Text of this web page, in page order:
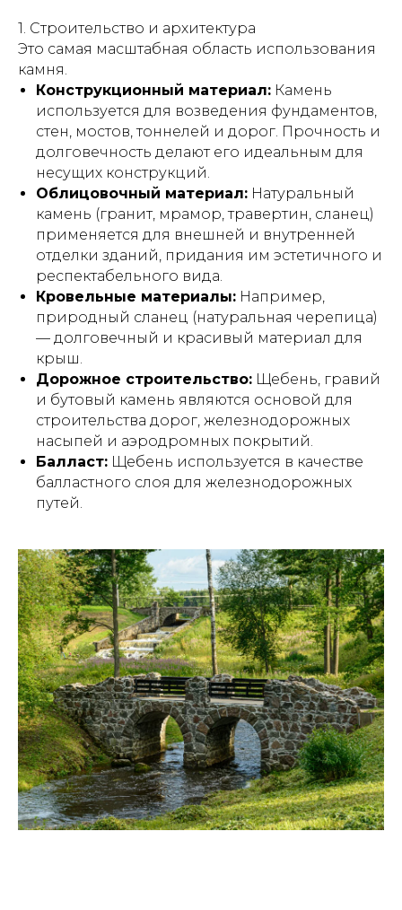
1. Строительство и архитектура
Это самая масштабная область использования
камня.
Конструкционный материал: Камень
используется для возведения фундаментов,
стен, мостов, тоннелей и дорог. Прочность и
долговечность делают его идеальным для
несущих конструкций.
Облицовочный материал: Натуральный
камень (гранит, мрамор, травертин, сланец)
применяется для внешней и внутренней
отделки зданий, придания им эстетичного и
респектабельного вида.
Кровельные материалы: Например,
природный сланец (натуральная черепица)
— долговечный и красивый материал для
крыш.
Дорожное строительство: Щебень, гравий
и бутовый камень являются основой для
строительства дорог, железнодорожных
насыпей и аэродромных покрытий.
Балласт: Щебень используется в качестве
балластного слоя для железнодорожных
путей.